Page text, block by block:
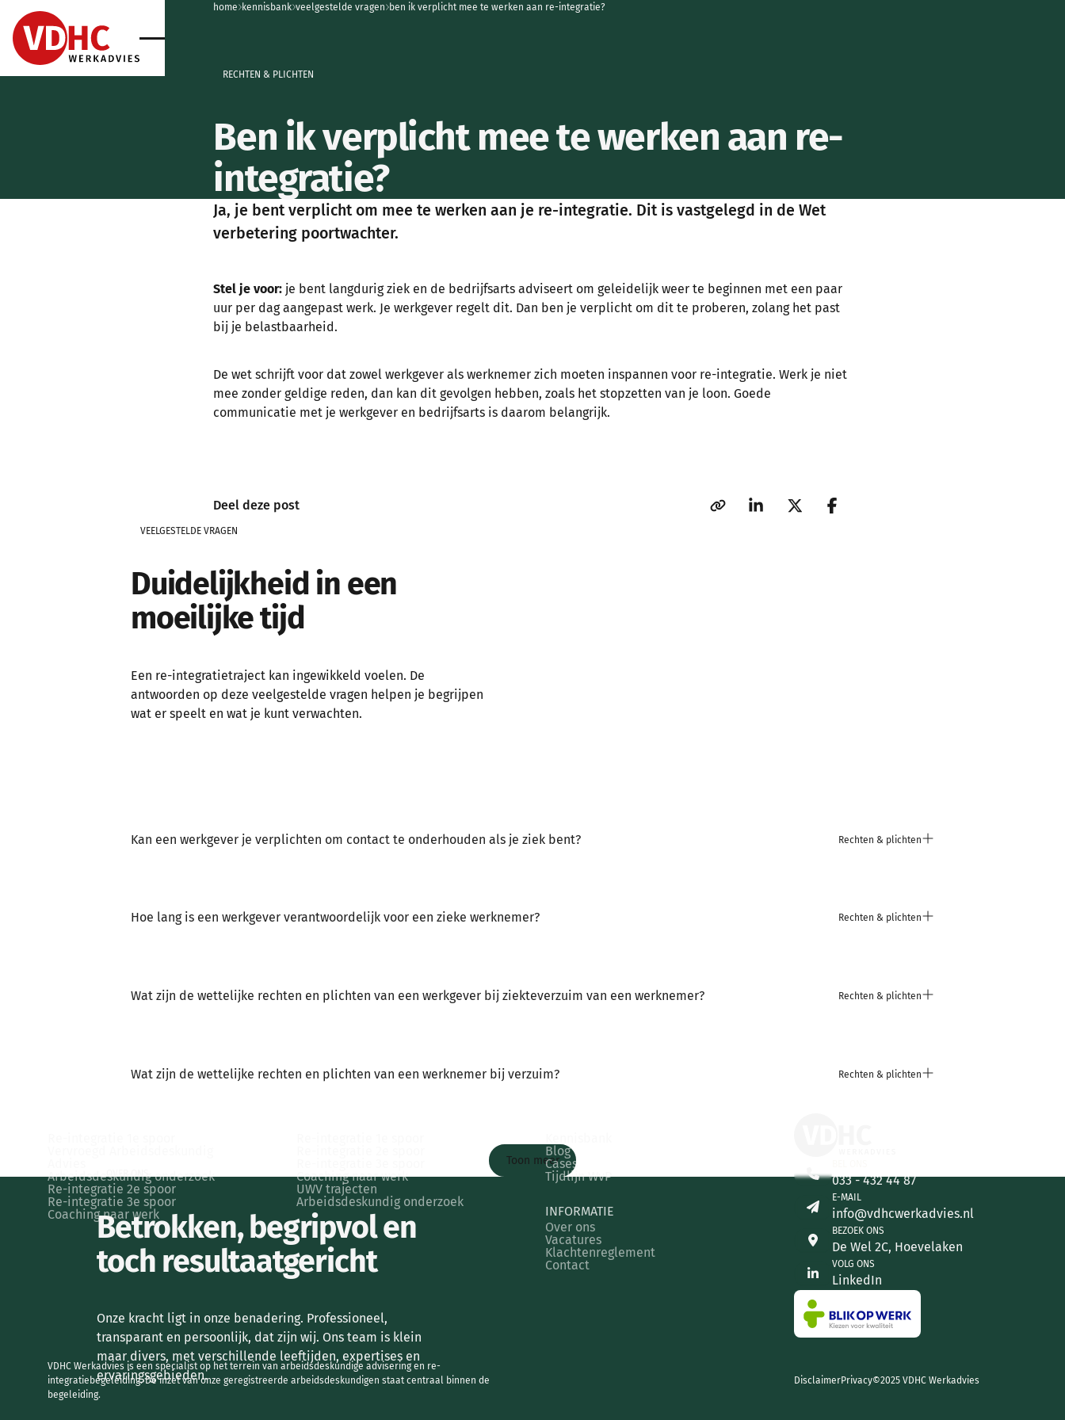
home
homekennisbank
home veelgestelde vragen
home ben ik verplicht mee te werken aan re-integratie?
RECHTEN & PLICHTEN
Ben ik verplicht mee te werken aan re-
integratie?
Ja, je bent verplicht om mee te werken aan je re-integratie. Dit is vastgelegd in de Wet
verbetering poortwachter.
Stel je voor: je bent langdurig ziek en de bedrijfsarts adviseert om geleidelijk weer te beginnen met een paar
uur per dag aangepast werk. Je werkgever regelt dit. Dan ben je verplicht om dit te proberen, zolang het past
bij je belastbaarheid.
De wet schrijft voor dat zowel werkgever als werknemer zich moeten inspannen voor re-integratie. Werk je niet
mee zonder geldige reden, dan kan dit gevolgen hebben, zoals het stopzetten van je loon. Goede
communicatie met je werkgever en bedrijfsarts is daarom belangrijk.
Deel deze post
VEELGESTELDE VRAGEN
Duidelijkheid in een
moeilijke tijd
Een re-integratietraject kan ingewikkeld voelen. De
antwoorden op deze veelgestelde vragen helpen je begrijpen
wat er speelt en wat je kunt verwachten.
Kan een werkgever je verplichten om contact te onderhouden als je ziek bent? Rechten & plichten
Hoe lang is een werkgever verantwoordelijk voor een zieke werknemer? Rechten & plichten
Wat zijn de wettelijke rechten en plichten van een werkgever bij ziekteverzuim van een werknemer? Rechten & plichten
Wat zijn de wettelijke rechten en plichten van een werknemer bij verzuim? Rechten & plichten
Toon meer
Betrokken, begripvol en
toch resultaatgericht
Onze kracht ligt in onze benadering. Professioneel,
transparant en persoonlijk, dat zijn wij. Ons team is klein
maar divers, met verschillende leeftijden, expertises en
ervaringsgebieden.
Arbeidsdeskundig onderzoek
Re-integratie 2e spoor
Re-integratie 3e spoor
Coaching naar werk
Coaching naar werk
UWV trajecten
Arbeidsdeskundig onderzoek
Blog
Cases
Tijdlijn WvP
INFORMATIE
Over ons
Vacatures
Klachtenreglement
Contact
033 - 432 44 87
E-MAIL
info@vdhcwerkadvies.nl
BEZOEK ONS
De Wel 2C, Hoevelaken
VOLG ONS
LinkedIn
VDHC Werkadvies is een specialist op het terrein van arbeidsdeskundige advisering en re-
integratiebegeleiding. De inzet van onze geregistreerde arbeidsdeskundigen staat centraal binnen de
begeleiding.
DisclaimerPrivacy©2025 VDHC Werkadvies